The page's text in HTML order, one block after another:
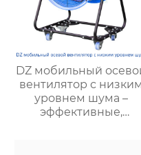
DZ мобильный
вентилятор с низким
уровнем шума –
эффективные,